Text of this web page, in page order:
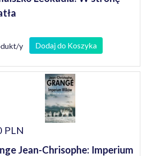
y Dodaj do Koszyka
PLN
Jean-Chrisophe: Imperium